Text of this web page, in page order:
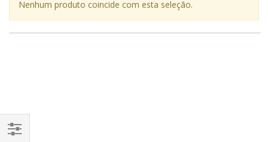
Nenhum produto coincide com esta seleção.